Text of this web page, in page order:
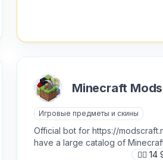
Minecraft Mods
Игровые предметы и скины
Official bot for https://
have a large catalog of
🙍‍♂️ 14